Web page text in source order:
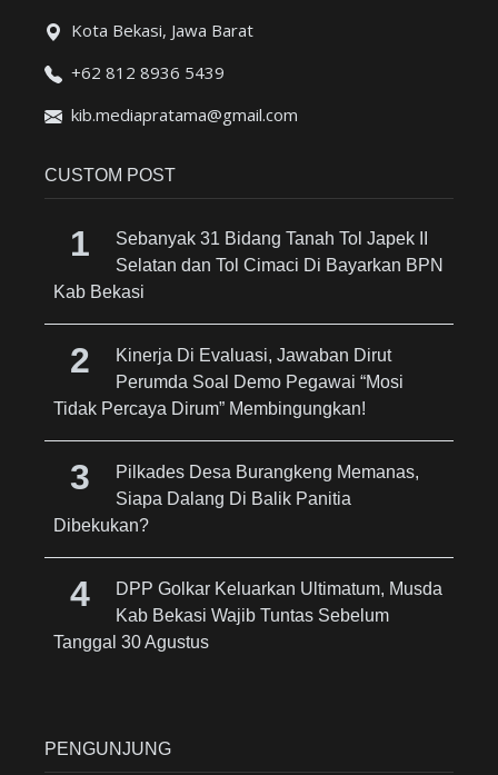
Kota Bekasi, Jawa Barat
+62 812 8936 5439
kib.mediapratama@gmail.com
CUSTOM POST
Sebanyak 31 Bidang Tanah Tol Japek II
Selatan dan Tol Cimaci Di Bayarkan BPN
Kab Bekasi
Kinerja Di Evaluasi, Jawaban Dirut
Perumda Soal Demo Pegawai “Mosi
Tidak Percaya Dirum” Membingungkan!
Pilkades Desa Burangkeng Memanas,
Siapa Dalang Di Balik Panitia
Dibekukan?
DPP Golkar Keluarkan Ultimatum, Musda
Kab Bekasi Wajib Tuntas Sebelum
Tanggal 30 Agustus
PENGUNJUNG